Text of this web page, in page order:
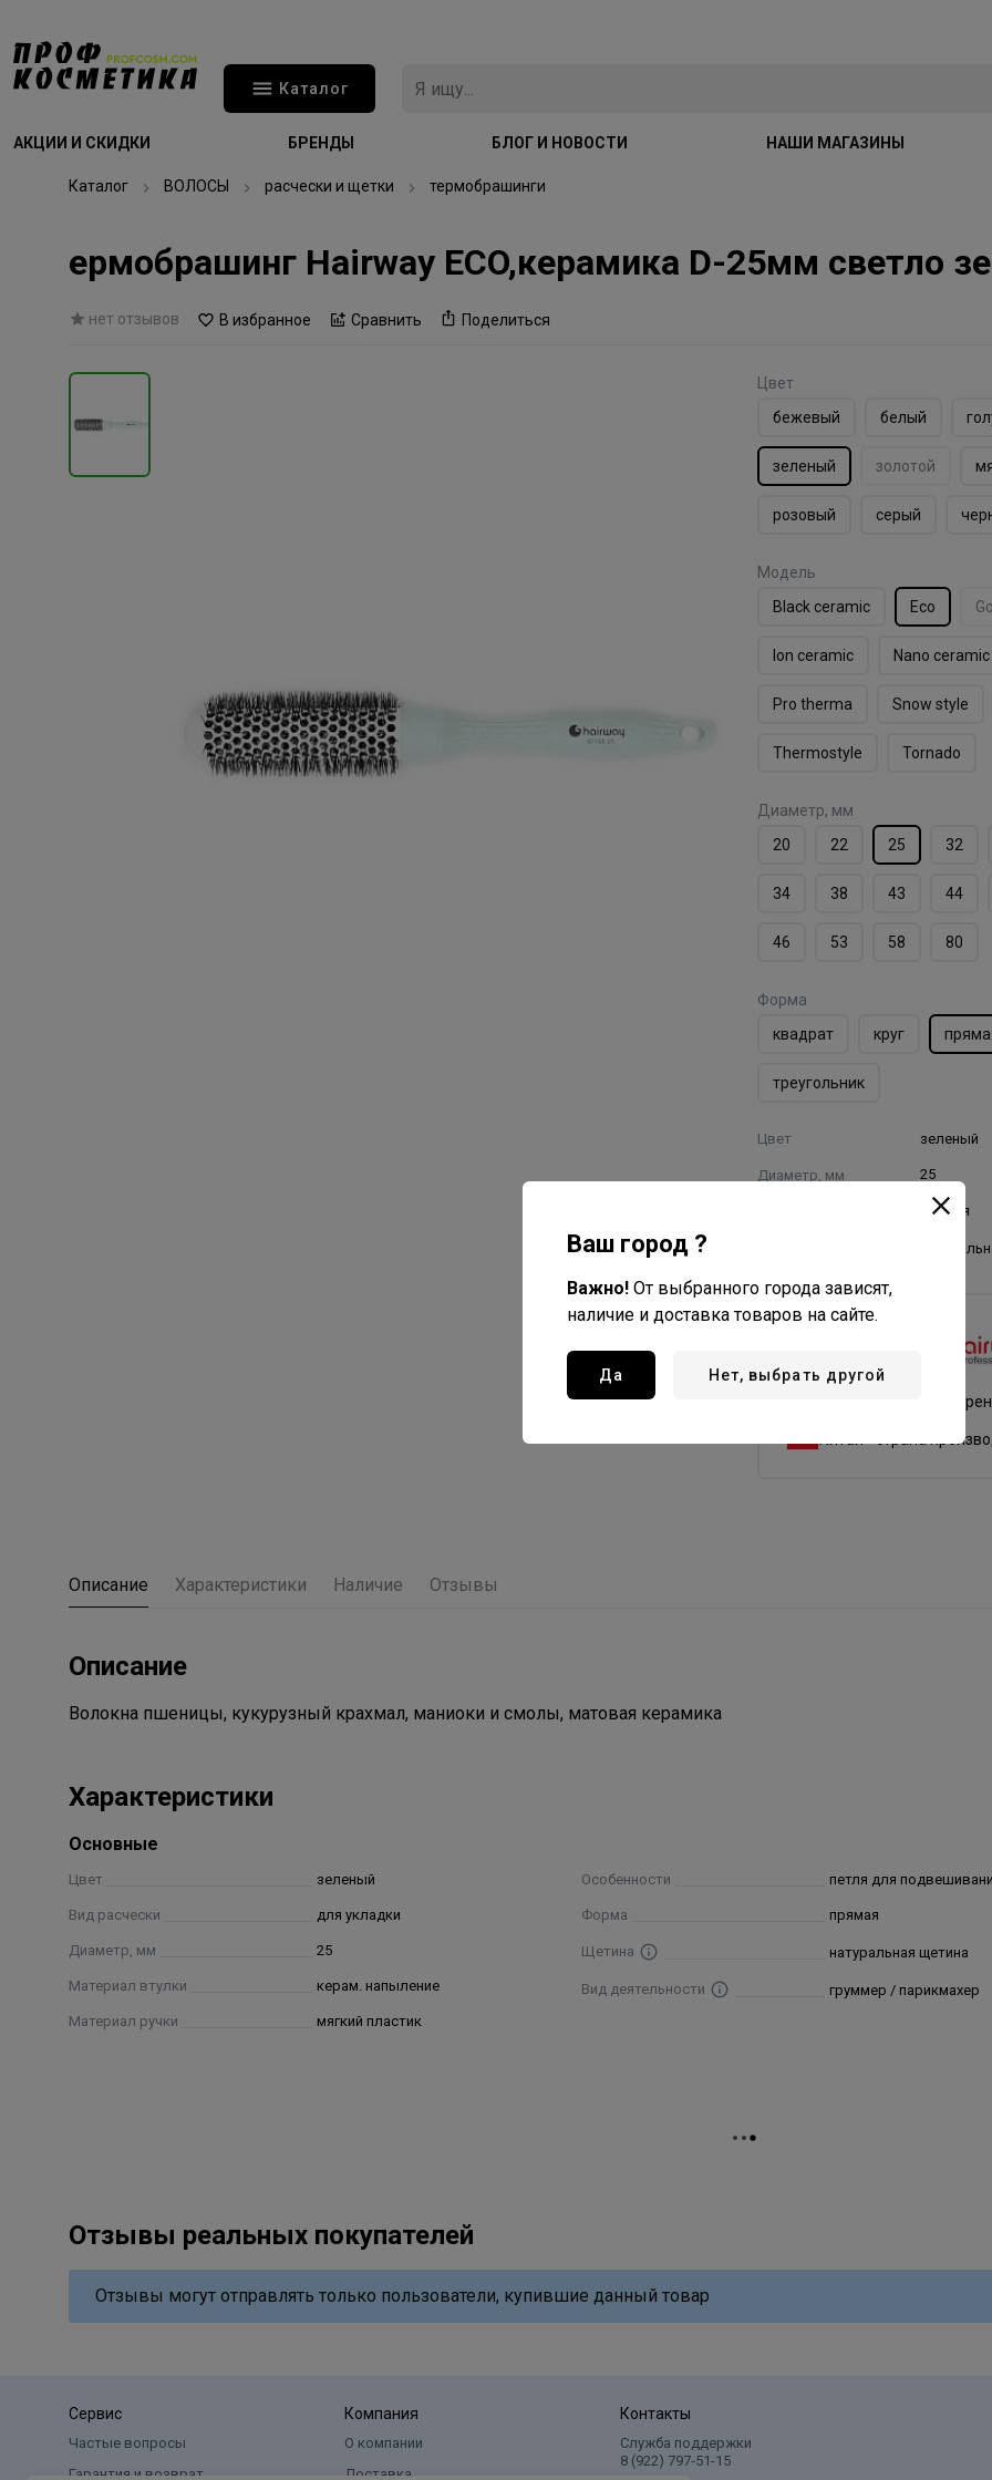
Каталог
АКЦИИ И СКИДКИ БРЕНДЫ БЛОГ И НОВОСТИ НАШИ МАГАЗИНЫ
Каталог ВОЛОСЫ расчески и щетки термобрашинги
ермобрашинг Hairway ECO,керамика D-25мм светло
нет отзывов В избранное Сравнить Поделиться
Цвет
бежевый
белый
зеленый золотой
розовый серый
Модель
Black ceramic
Eco
Ion ceramic Nano ceramic
Pro therma Snow style
Thermostyle Tornado
Диаметр, мм
20
22 25 32
34 38 43 44
46 53 58 80
Форма
квадрат
круг
треугольник
Цвет зеленый
Диаметр, мм 25
прямая
Германия - страна
Китай - страна
Описание Характеристики Наличие Отзывы
Описание
Волокна пшеницы, кукурузный крахмал, маниоки и смолы, матовая керамика
Характеристики
Основные
Цвет зеленый
Вид расчески для укладки
Диаметр, мм 25
Материал втулки керам. напыление
Материал ручки мягкий пластик
Особенности петля для
Форма прямая
Щетина натуральная щетина
Вид деятельности груммер / парикмахер
Отзывы реальных покупателей
Отзывы могут отправлять только пользователи, купившие данный товар
Сервис
Частые вопросы
Гарантия и возврат
Компания
О компании
Доставка
Контакты
Служба поддержки
8 (922) 797‑51-15
Ваш город ?
Важно! От выбранного города зависят,
наличие и доставка товаров на сайте.
Да Нет, выбрать другой